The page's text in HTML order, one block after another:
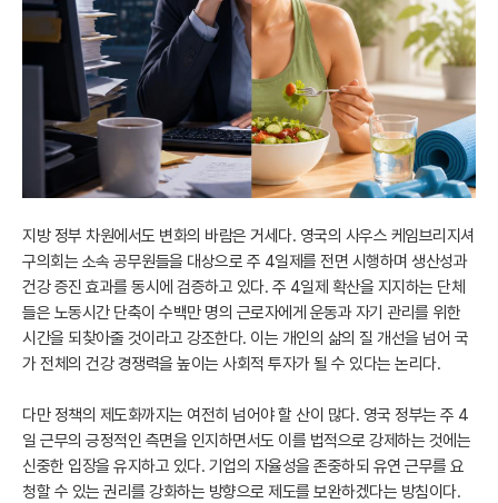
지방 정부 차원에서도 변화의 바람은 거세다. 영국의 사우스 케임브리지셔
구의회는 소속 공무원들을 대상으로 주 4일제를 전면 시행하며 생산성과
건강 증진 효과를 동시에 검증하고 있다. 주 4일제 확산을 지지하는 단체
들은 노동시간 단축이 수백만 명의 근로자에게 운동과 자기 관리를 위한
시간을 되찾아줄 것이라고 강조한다. 이는 개인의 삶의 질 개선을 넘어 국
가 전체의 건강 경쟁력을 높이는 사회적 투자가 될 수 있다는 논리다.
다만 정책의 제도화까지는 여전히 넘어야 할 산이 많다. 영국 정부는 주 4
일 근무의 긍정적인 측면을 인지하면서도 이를 법적으로 강제하는 것에는
신중한 입장을 유지하고 있다. 기업의 자율성을 존중하되 유연 근무를 요
청할 수 있는 권리를 강화하는 방향으로 제도를 보완하겠다는 방침이다.